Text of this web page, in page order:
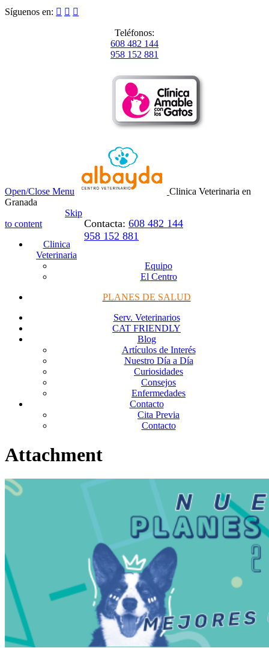
Síguenos en:   
Teléfonos:
608 482 144
958 152 881
Open/Close Menu
Clinica Veterinaria en
Granada
Contacta: 608 482 144
958 152 881
Skip
to content
Clinica
Veterinaria
Equipo
El Centro
PLANES DE SALUD
Serv. Veterinarios
CAT FRIENDLY
Blog
Artículos de Interés
Nuestro Día a Día
Curiosidades
Consejos
Enfermedades
Contacto
Cita Previa
Contacto
Attachment